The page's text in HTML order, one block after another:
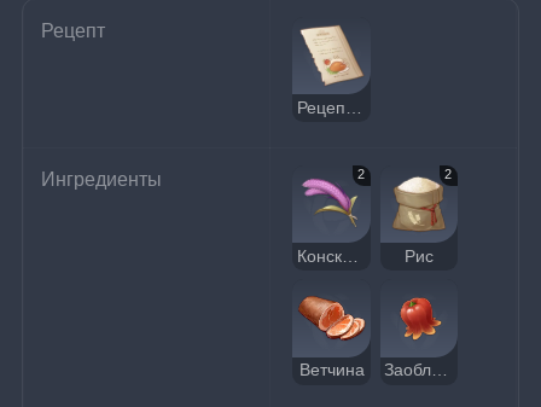
Рецепт
Ингредиенты 2
Конский хвост
2
Рис
Ветчина Заоблачный перчик